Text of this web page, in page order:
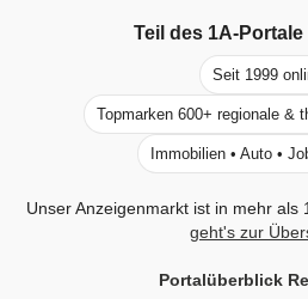
Teil des 1A-Portale
Seit 1999
Topmarken 600+ regionale &
Immobilien • Auto •
Unser Anzeigenmarkt ist in mehr als
geht's zur
Portalüberblick